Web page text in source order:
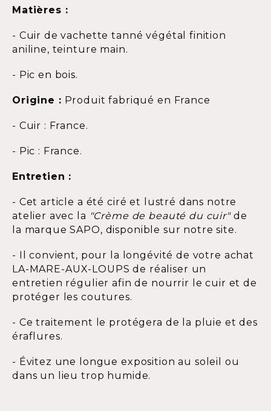
Matières :
- Cuir de vachette tanné végétal finition
aniline, teinture main.
- Pic en bois.
Origine : Produit fabriqué en France
- Cuir : France.
- Pic : France.
Entretien :
- Cet article a été ciré et lustré dans notre
atelier avec la "Crème de beauté du cuir"de
la marque SAPO, disponible sur notre site.
- Il convient, pour la longévité de votre achat
LA-MARE-AUX-LOUPS de réaliser un
entretien régulier afin de nourrir le cuir et de
protéger les coutures.
- Ce traitement le protégera de la pluie et des
éraflures.
- Évitez une longue exposition au soleil ou
dans un lieu trop humide.